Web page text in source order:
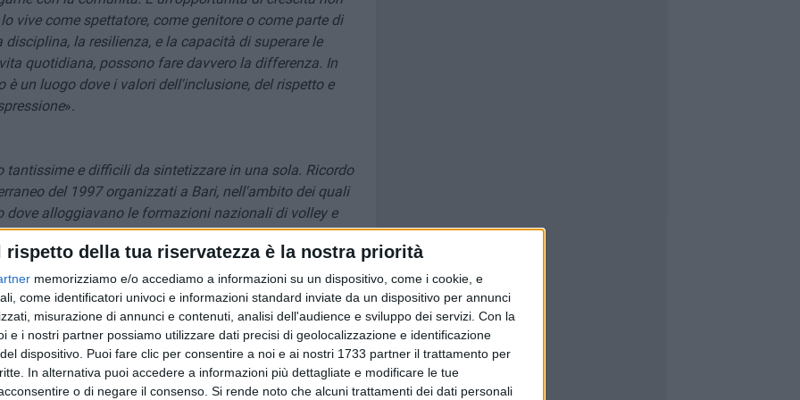
rispetto della tua riservatezza è la nostra priorità
memorizziamo e/o accediamo a informazioni su un dispositivo, come i cookie, e
come identificatori univoci e informazioni standard inviate da un dispositivo per annunci
misurazione di annunci e contenuti, analisi dell'audience e sviluppo dei servizi. Con la
e i nostri partner possiamo utilizzare dati precisi di geolocalizzazione e identificazione
dispositivo. Puoi fare clic per consentire a noi e ai nostri 1733 partner il trattamento per
In alternativa puoi accedere a informazioni più dettagliate e modificare le tue
o di negare il consenso. Si rende noto che alcuni trattamenti dei dati personali
vive come spettatore, come genitore o come parte di
la resilienza, e la capacità di superare le
quotidiana, possono fare davvero la differenza. In
un luogo dove i valori dell'inclusione, del rispetto e
».
e difficili da sintetizzare in una sola. Ricordo
del 1997 organizzati a Bari, nell'ambito dei quali
alloggiavano le formazioni nazionali di volley e
sono stato protagonista di un episodio di grande
ex Jugoslavia, notoriamente contrapposte per motivi
dichiarato la sua indipendenza dalla federazione
la Guerra di Indipendenza Croata, che era uno dei
Pertanto, nel 1997, la Croazia era un paese
Jugoslava. Nel contesto dei Giochi del Mediterraneo, la
di Serbia e Montenegro (la "Repubblica Federale
come nazione separata. Le due nazioni, quindi,